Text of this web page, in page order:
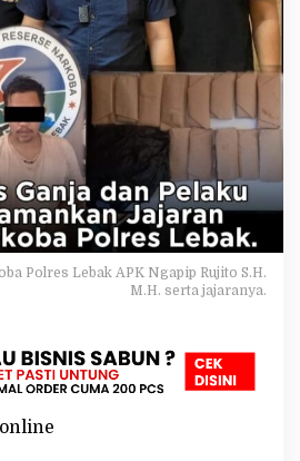
e
s
L
e
b
a
k
B
e
r
h
a
s
i
n
g
a
Polres Lebak APK Ngapip Rujito S.H.
M.H. serta jajaranya.